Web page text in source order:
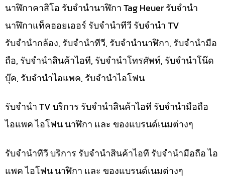
นาฬิกาคาสิโอ รับจำนำนาฬิกา Tag Heuer รับจำนำ
นาฬิกาแท็คฮอยเออร์ รับจำนำทีวี รับจำนำ TV
รับจำนำกล้อง, รับจำนำทีวี, รับจำนำนาฬิกา, รับจำนำมือ
ถือ, รับจำนำสินค้าไอที, รับจำนำโทรศัพท์, รับจำนำโน๊ด
บุ๊ค, รับจำนำไอแพค, รับจำนำไอโฟน
รับจำนำ TV บริการ รับจำนำสินค้าไอที รับจำนำมือถือ
ไอแพค ไอโฟน นาฬิกา และ ของแบรนด์เนมต่างๆ
รับจำนำทีวี บริการ รับจำนำสินค้าไอที รับจำนำมือถือ ไอ
แพค ไอโฟน นาฬิกา และ ของแบรนด์เนมต่างๆ